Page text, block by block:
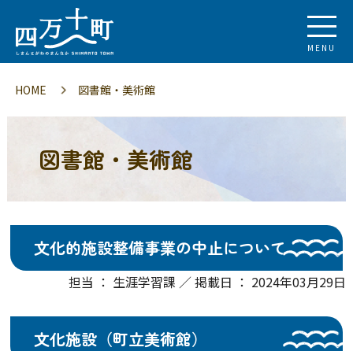
MENU
HOME 図書館・美術館
図書館・美術館
文化的施設整備事業の中止について
担当 ： 生涯学習課 ／ 掲載日 ： 2024年03月29日
文化施設（町立美術館）